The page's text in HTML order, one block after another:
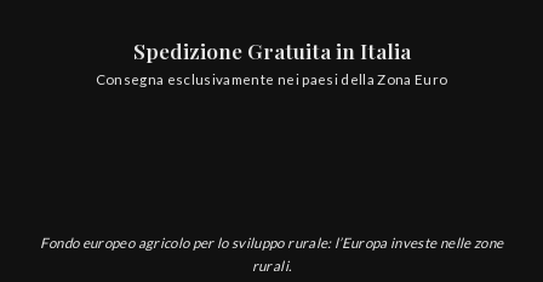
Spedizione Gratuita in Italia
Consegna esclusivamente nei paesi della Zona Euro
Fondo europeo agricolo per lo sviluppo rurale: l’Europa investe nelle zone
rurali.